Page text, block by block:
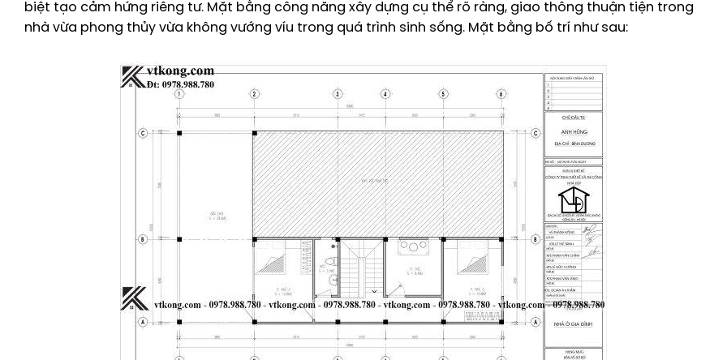
biệt tạo cảm hứng riêng tư. Mặt bằng công năng xây dựng cụ thể rõ ràng, giao thông thuận tiện trong
nhà vừa phong thủy vừa không vướng víu trong quá trình sinh sống. Mặt bằng bố trí như sau: